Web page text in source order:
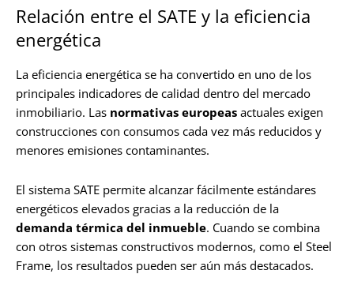
Relación entre el SATE y la eficiencia
energética
La eficiencia energética se ha convertido en uno de los
principales indicadores de calidad dentro del mercado
inmobiliario. Las normativas europeas actuales exigen
construcciones con consumos cada vez más reducidos y
menores emisiones contaminantes.
El sistema SATE permite alcanzar fácilmente estándares
energéticos elevados gracias a la reducción de la
demanda térmica del inmueble. Cuando se combina
con otros sistemas constructivos modernos, como el Steel
Frame, los resultados pueden ser aún más destacados.